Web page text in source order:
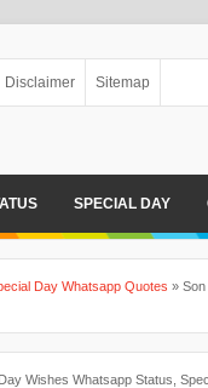
Disclaimer Sitemap
SPECIAL DAY
Day Whatsapp Quotes »
Day Wishes Whatsapp Status